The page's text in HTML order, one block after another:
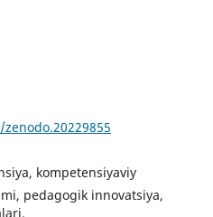
kompetensiyaviy
pedagogik innovatsiya,